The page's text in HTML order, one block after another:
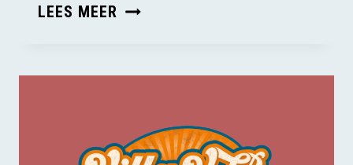
LEES MEER DIERENLEED
VLEESETIKET